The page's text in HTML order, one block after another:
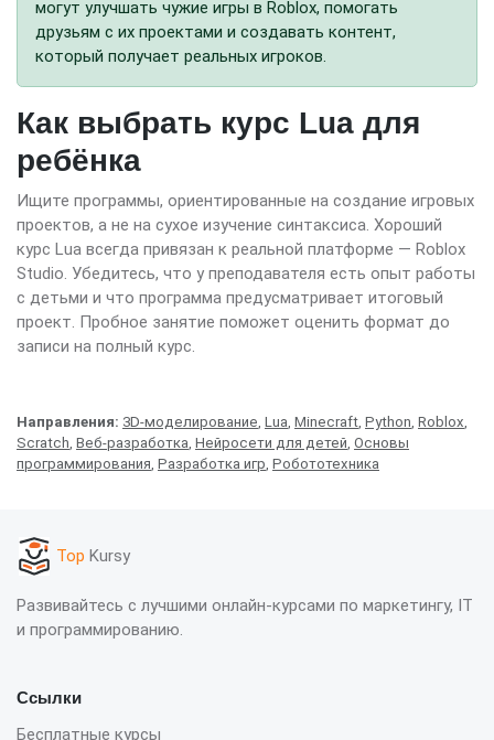
могут улучшать чужие игры в Roblox, помогать
друзьям с их проектами и создавать контент,
который получает реальных игроков.
Как выбрать курс Lua для
ребёнка
Ищите программы, ориентированные на создание игровых
проектов, а не на сухое изучение синтаксиса. Хороший
курс Lua всегда привязан к реальной платформе — Roblox
Studio. Убедитесь, что у преподавателя есть опыт работы
с детьми и что программа предусматривает итоговый
проект. Пробное занятие поможет оценить формат до
записи на полный курс.
Направления: 3D-моделирование Lua Minecraft Python Roblox
Scratch Веб-разработка Нейросети для детей Основы
программирования Разработка игр Робототехника
Top Kursy
Развивайтесь с лучшими онлайн-курсами по маркетингу, IT
и программированию.
Ссылки
Бесплатные курсы